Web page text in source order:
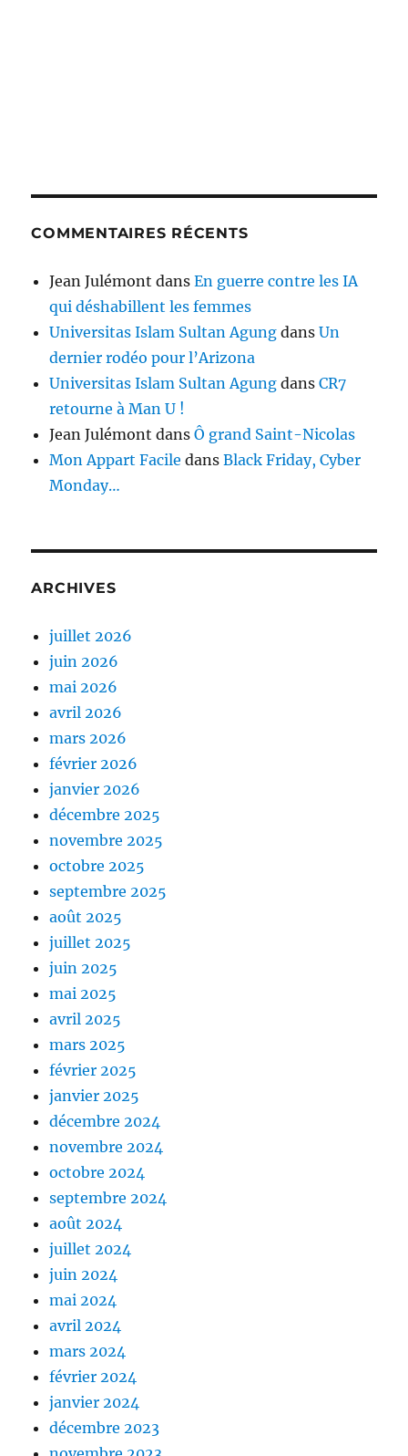
COMMENTAIRES RÉCENTS
Jean Julémont dansEn guerre contre les IA
qui déshabillent les femmes
Universitas Islam Sultan Agung dansUn
dernier rodéo pour l’Arizona
Universitas Islam Sultan Agung dansCR7
retourne à Man U !
Jean Julémont dansÔ grand Saint-Nicolas
Mon Appart Facile dansBlack Friday, Cyber
Monday…
ARCHIVES
juillet 2026
juin 2026
mai 2026
avril 2026
mars 2026
février 2026
janvier 2026
décembre 2025
novembre 2025
octobre 2025
septembre 2025
août 2025
juillet 2025
juin 2025
mai 2025
avril 2025
mars 2025
février 2025
janvier 2025
décembre 2024
novembre 2024
octobre 2024
septembre 2024
août 2024
juillet 2024
juin 2024
mai 2024
avril 2024
mars 2024
février 2024
janvier 2024
décembre 2023